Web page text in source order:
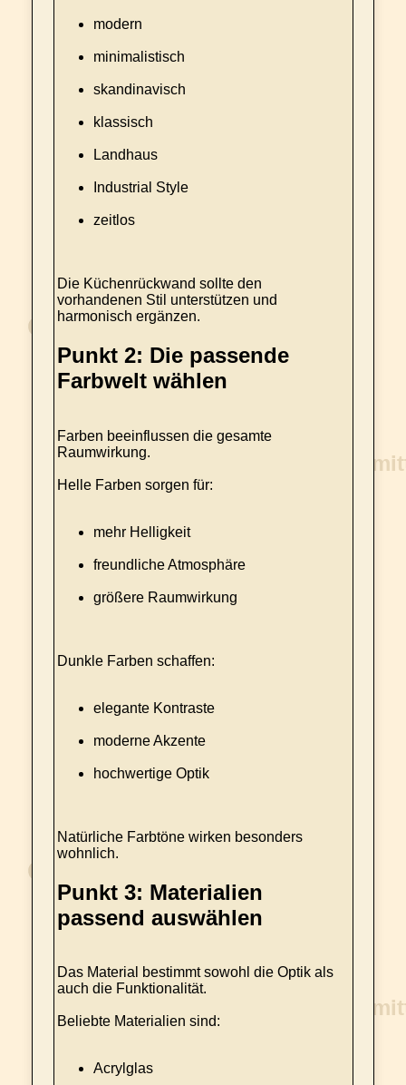
modern
minimalistisch
skandinavisch
klassisch
Landhaus
Industrial Style
zeitlos
Die Küchenrückwand sollte den
vorhandenen Stil unterstützen und
harmonisch ergänzen.
Punkt 2: Die passende
Farbwelt wählen
Farben beeinflussen die gesamte
Raumwirkung.
Helle Farben sorgen für:
mehr Helligkeit
freundliche Atmosphäre
größere Raumwirkung
Dunkle Farben schaffen:
elegante Kontraste
moderne Akzente
hochwertige Optik
Natürliche Farbtöne wirken besonders
wohnlich.
Punkt 3: Materialien
passend auswählen
Das Material bestimmt sowohl die Optik als
auch die Funktionalität.
Beliebte Materialien sind:
Acrylglas